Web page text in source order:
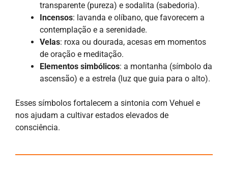
transparente (pureza) e sodalita (sabedoria).
Incensos: lavanda e olíbano, que favorecem a
contemplação e a serenidade.
Velas: roxa ou dourada, acesas em momentos
de oração e meditação.
Elementos simbólicos: a montanha (símbolo da
ascensão) e a estrela (luz que guia para o alto).
Esses símbolos fortalecem a sintonia com Vehuel e
nos ajudam a cultivar estados elevados de
consciência.